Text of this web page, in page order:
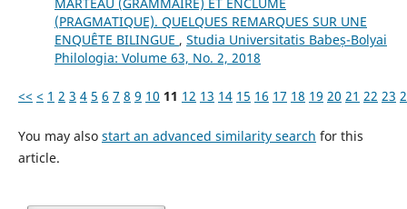
(PRAGMATIQUE). QUELQUES REMARQUES SUR UNE
ENQUÊTE BILINGUE , Studia Universitatis Babeș-Bolyai
Philologia: Volume 63, No. 2, 2018
<< < 1 2 3 4 5 6 7 8 9 10 11 12 13 14 15 16 17 18 19 20 21 22 23
You may also start an advanced similarity search for this
article.